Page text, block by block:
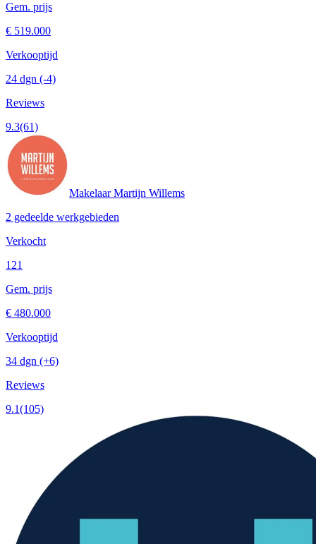
Gem. prijs
€ 519.000
Verkooptijd
24 dgn (-4)
Reviews
9.3(61)
Makelaar Martijn Willems
2 gedeelde werkgebieden
Verkocht
121
Gem. prijs
€ 480.000
Verkooptijd
34 dgn (+6)
Reviews
9.1(105)